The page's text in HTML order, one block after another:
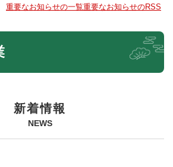
重要なお知らせの一覧重要なお知らせのRSS
新着情報
NEWS